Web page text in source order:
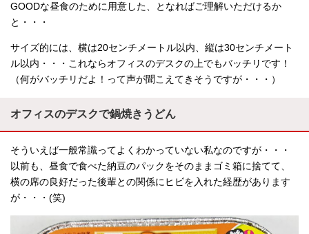
GOODな昼食のために用意した、となればご理解いただけるか
と・・・
サイズ的には、横は20センチメートル以内、縦は30センチメート
ル以内・・・これならオフィスのデスクの上でもバッチリです！
（何がバッチリだよ！って声が聞こえてきそうですが・・・）
オフィスのデスクで鍋焼きうどん
そういえば一般常識ってよくわかっていない私なのですが・・・
以前も、昼食で食べた納豆のパックをそのままゴミ箱に捨てて、
横の席の良好だった後輩との関係にヒビを入れた経歴があります
が・・・(笑)